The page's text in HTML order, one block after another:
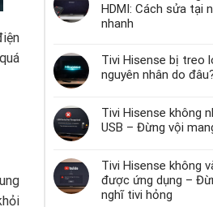
HDMI: Cách sửa tại
nhanh
Tivi Hisense bị treo
nguyên nhân do
Tivi Hisense không
USB – Đừng vội
Tivi Hisense không
được ứng dụng –
nghĩ tivi hỏng